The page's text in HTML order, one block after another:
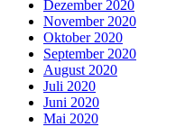
Dezember 2020
November 2020
Oktober 2020
September 2020
August 2020
Juli 2020
Juni 2020
Mai 2020